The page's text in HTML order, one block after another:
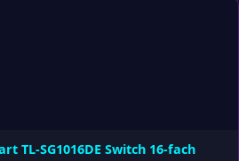
TL-SG1016DE Switch 16-fach